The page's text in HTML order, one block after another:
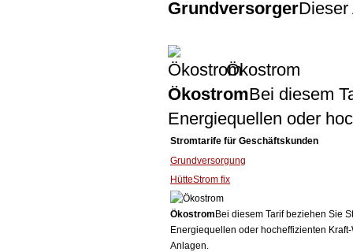
GrundversorgerDieser
Ökostrom
ÖkostromBei diesem
Energiequellen oder
Stromtarife für Geschäftskunden
Grundversorgung
HütteStrom fix
Ökostrom Bei diesem Tarif beziehen Sie
Energiequellen oder hocheffizienten
Anlagen.